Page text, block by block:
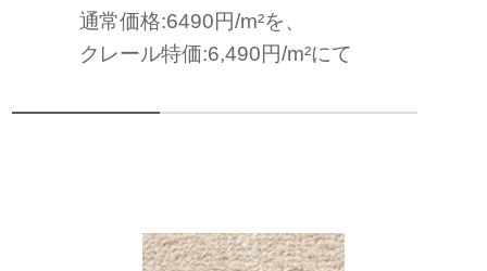
通常価格:6490円/m²を、
クレール特価:6,490円/m²にて